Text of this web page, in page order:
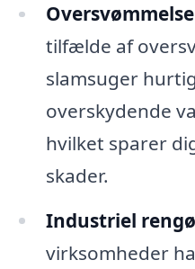
tilfælde af
slamsuger
overskydende
hvilket sparer
skader.
Industriel
virksomheder